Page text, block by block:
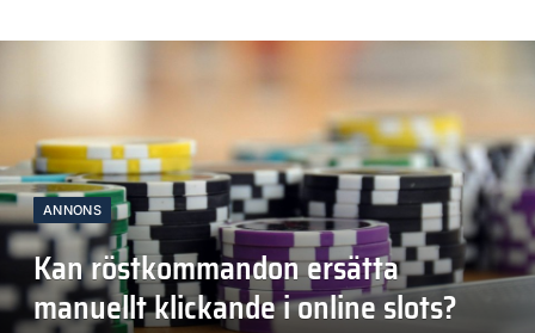
ANNONS
Kan röstkommandon ersätta
manuellt klickande i online slots?